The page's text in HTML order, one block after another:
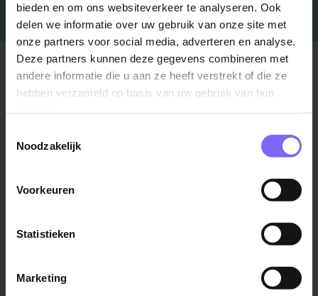
bieden en om ons websiteverkeer te analyseren. Ook
delen we informatie over uw gebruik van onze site met
onze partners voor social media, adverteren en analyse.
Deze partners kunnen deze gegevens combineren met
andere informatie die u aan ze heeft verstrekt of die ze
hebben verzameld op basis van uw gebruik van hun
Noodzakelijk
Voorkeuren
Statistieken
Marketing
Stad
Maastricht ›
Venlo ›
Alle steden ›
Regio
Zuid-Limburg ›
Midden-Limburg ›
Vakgebied
Techniek & Productie ›
Productiemedewerker ›